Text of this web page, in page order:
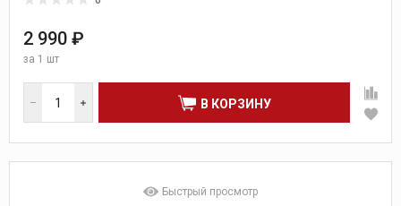
2 990 ₽
за 1 шт
В КОРЗИНУ
Быстрый просмотр